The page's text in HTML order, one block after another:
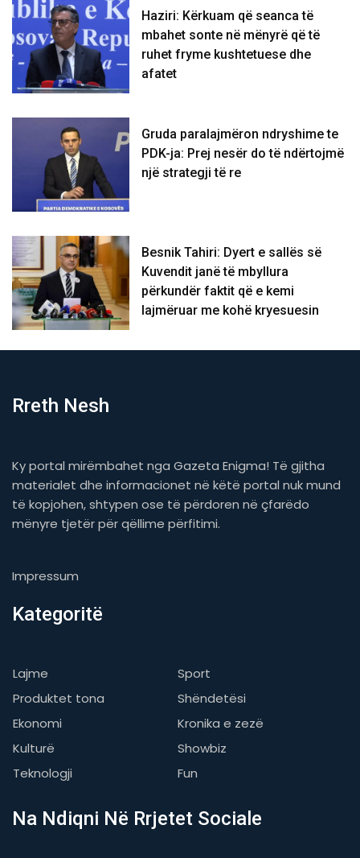
Haziri: Kërkuam që seanca të
mbahet sonte në mënyrë që të
ruhet fryme kushtetuese dhe
afatet
Gruda paralajmëron ndryshime te
PDK-ja: Prej nesër do të ndërtojmë
një strategji të re
Besnik Tahiri: Dyert e sallës së
Kuvendit janë të mbyllura
përkundër faktit që e kemi
lajmëruar me kohë kryesuesin
Rreth Nesh
Ky portal mirëmbahet nga Gazeta Enigma! Të gjitha
materialet dhe informacionet në këtë portal nuk mund
të kopjohen, shtypen ose të përdoren në çfarëdo
mënyre tjetër për qëllime përfitimi.
Impressum
Kategoritë
Lajme
Sport
Produktet tona
Shëndetësi
Ekonomi
Kronika e zezë
Kulturë
Showbiz
Teknologji
Fun
Na Ndiqni Në Rrjetet Sociale